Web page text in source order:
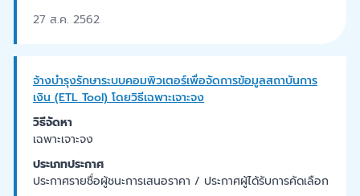
27 ส.ค. 2562
จ้างบำรุงรักษาระบบคอมพิวเตอร์เพื่อจัดการข้อมูลสถาบันการ
เงิน (ETL Tool) โดยวิธีเฉพาะเจาะจง
วิธีจัดหา
เฉพาะเจาะจง
ประเภทประกาศ
ประกาศรายชื่อผู้ชนะการเสนอราคา / ประกาศผู้ได้รับการคัดเลือก